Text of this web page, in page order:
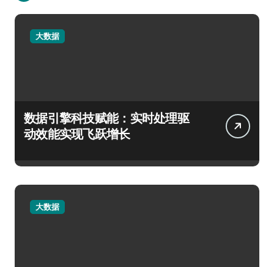
大数据
数据引擎科技赋能：实时处理驱
动效能实现飞跃增长
大数据